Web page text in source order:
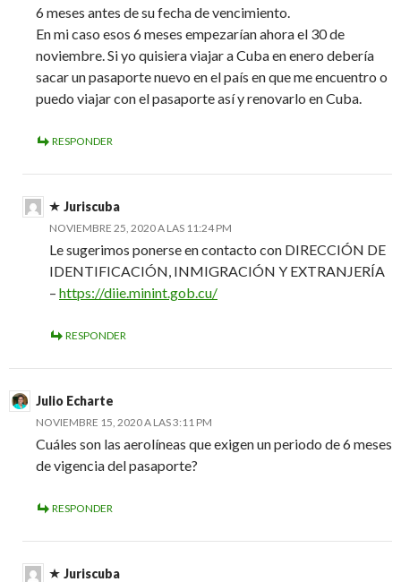
6 meses antes de su fecha de vencimiento.
En mi caso esos 6 meses empezarían ahora el 30 de
noviembre. Si yo quisiera viajar a Cuba en enero debería
sacar un pasaporte nuevo en el país en que me encuentro o
puedo viajar con el pasaporte así y renovarlo en Cuba.
RESPONDER
Juriscuba
NOVIEMBRE 25, 2020 A LAS 11:24 PM
Le sugerimos ponerse en contacto con DIRECCIÓN DE
IDENTIFICACIÓN, INMIGRACIÓN Y EXTRANJERÍA
– https://diie.minint.gob.cu/
RESPONDER
Julio Echarte
NOVIEMBRE 15, 2020 A LAS 3:11 PM
Cuáles son las aerolíneas que exigen un periodo de 6 meses
de vigencia del pasaporte?
RESPONDER
Juriscuba